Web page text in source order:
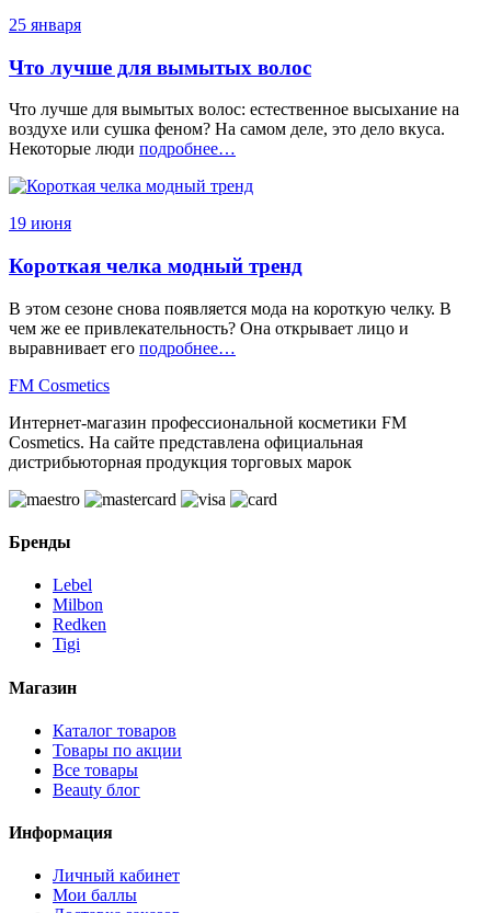
25 января
Что лучше для вымытых волос
Что лучше для вымытых волос: естественное высыхание на
воздухе или сушка феном? На самом деле, это дело вкуса.
Некоторые люди подробнее…
19 июня
Короткая челка модный тренд
В этом сезоне снова появляется мода на короткую челку. В
чем же ее привлекательность? Она открывает лицо и
выравнивает его подробнее…
FM Cosmetics
Интернет-магазин профессиональной косметики FM
Cosmetics. На сайте представлена официальная
дистрибьюторная продукция торговых марок
Бренды
Lebel
Milbon
Redken
Tigi
Магазин
Каталог товаров
Товары по акции
Все товары
Beauty блог
Информация
Личный кабинет
Мои баллы